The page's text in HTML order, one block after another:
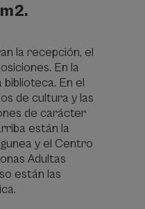
la recepción, el
En la
En el
de cultura y las
de carácter
están la
y el Centro
Adultas
están las